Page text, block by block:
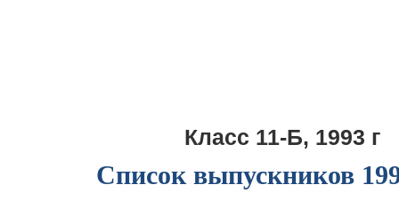
Класс 11-Б, 1993 г
Список выпускников